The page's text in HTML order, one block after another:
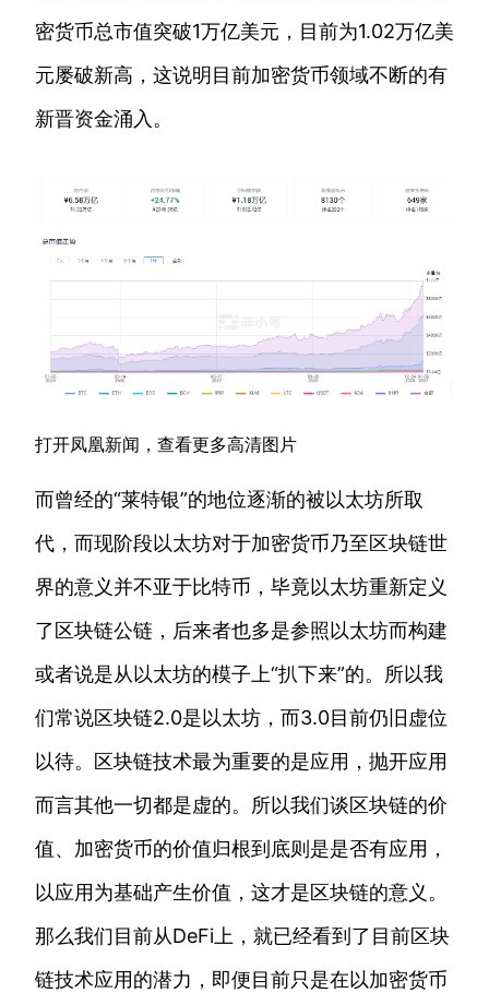
密货币总市值突破1万亿美元，目前为1.02万亿美
元屡破新高，这说明目前加密货币领域不断的有
新晋资金涌入。
打开凤凰新闻，查看更多高清图片
而曾经的“莱特银”的地位逐渐的被以太坊所取
代，而现阶段以太坊对于加密货币乃至区块链世
界的意义并不亚于比特币，毕竟以太坊重新定义
了区块链公链，后来者也多是参照以太坊而构建
或者说是从以太坊的模子上“扒下来”的。所以我
们常说区块链2.0是以太坊，而3.0目前仍旧虚位
以待。区块链技术最为重要的是应用，抛开应用
而言其他一切都是虚的。所以我们谈区块链的价
值、加密货币的价值归根到底则是是否有应用，
以应用为基础产生价值，这才是区块链的意义。
那么我们目前从DeFi上，就已经看到了目前区块
链技术应用的潜力，即便目前只是在以加密货币